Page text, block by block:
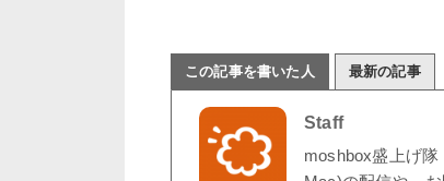
この記事を書いた人 最新の記事
Staff
moshbox盛上げ隊